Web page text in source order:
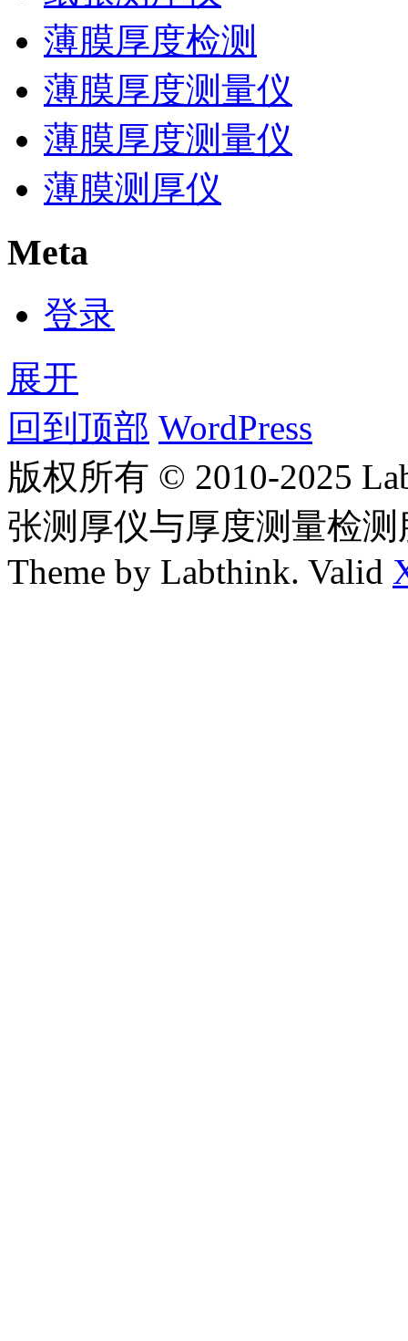
薄膜厚度检测
薄膜厚度测量仪
薄膜厚度测量仪
薄膜测厚仪
Meta
登录
展开
回到顶部 WordPress
版权所有 © 2010-2025
张测厚仪与厚度测量检
Theme by Labthink. Valid